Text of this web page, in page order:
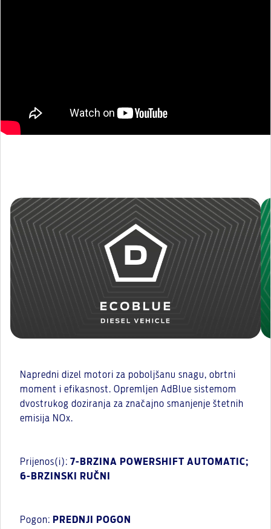
Napredni dizel motori za poboljšanu snagu, obrtni
moment i efikasnost. Opremljen AdBlue sistemom
dvostrukog doziranja za značajno smanjenje štetnih
emisija NOx.
Prijenos(i): 7-BRZINA POWERSHIFT AUTOMATIC;
6-BRZINSKI RUČNI
Pogon: PREDNJI POGON